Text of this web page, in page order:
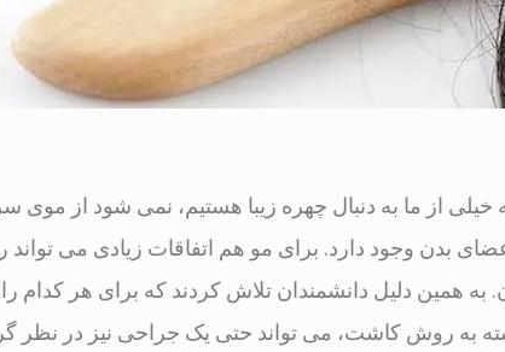
از ما به دنبال چهره زیبا هستیم، نمی شود از موی
بدن وجود دارد. برای مو هم اتفاقات زیادی می تواند
به همین دلیل دانشمندان تلاش کردند که برای هر کدام
به روش کاشت، می تواند حتی یک جراحی نیز در نظر